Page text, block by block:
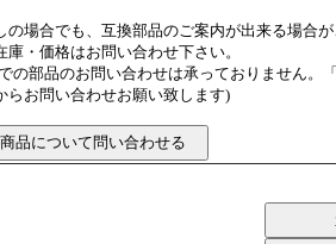
の場合でも、互換部品のご案内が出来る場合
庫・価格はお問い合わせ下さい。
の部品のお問い合わせは承っておりません。
らお問い合わせお願い致します)